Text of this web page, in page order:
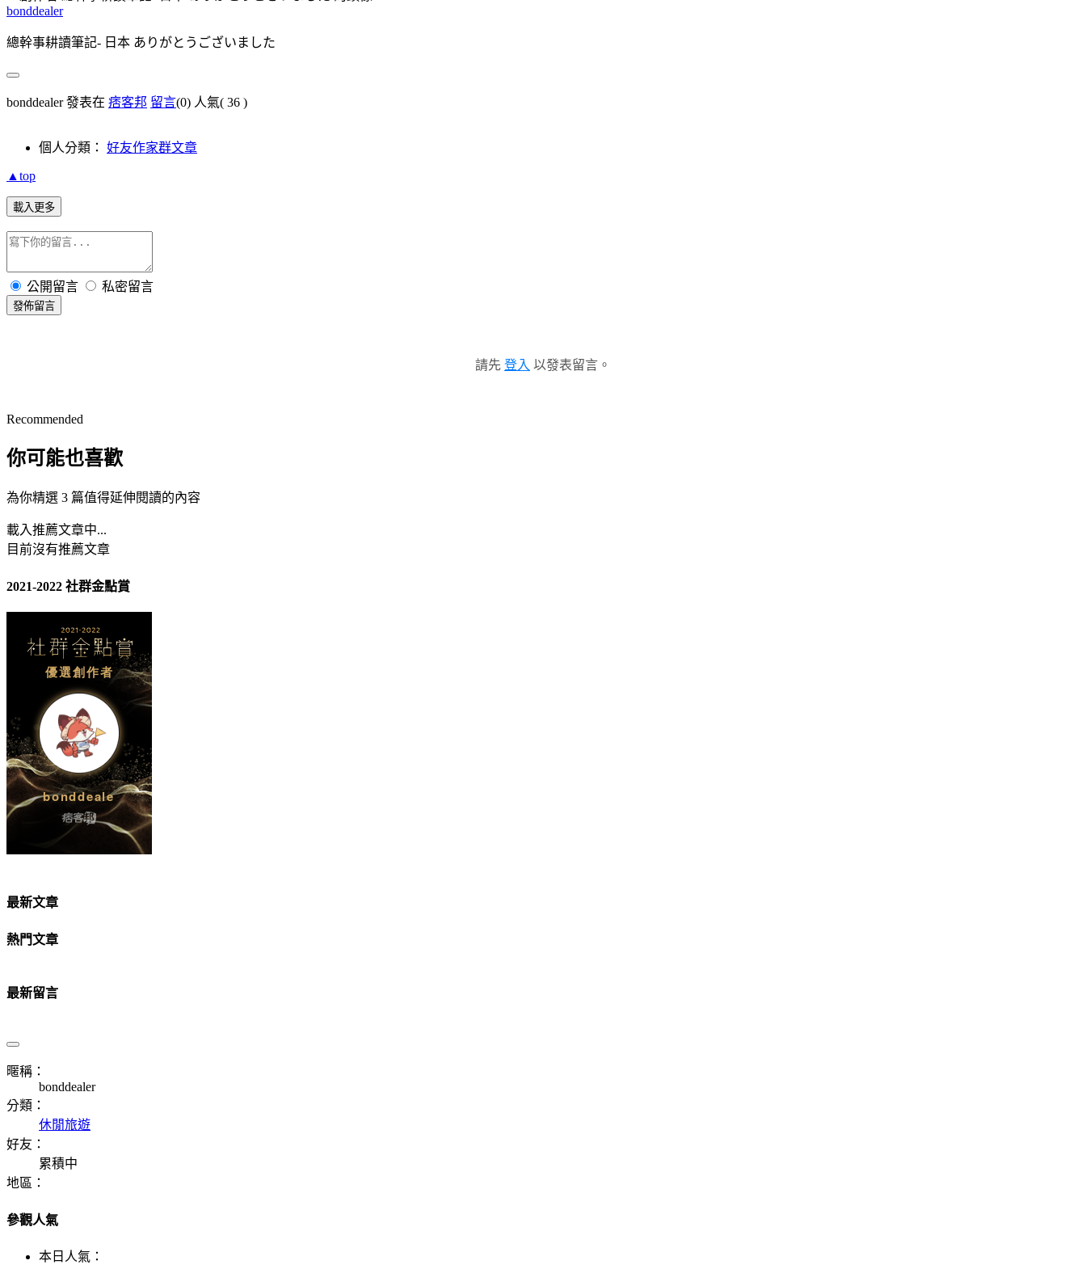
bonddealer
總幹事耕讀筆記- 日本 ありがとうございました
bonddealer 發表在 痞客邦 留言(0) 人氣( 36 )
個人分類： 好友作家群文章
▲top
載入更多
公開留言 私密留言
發佈留言
請先 登入 以發表留言。
Recommended
你可能也喜歡
為你精選 3 篇值得延伸閱讀的內容
載入推薦文章中...
目前沒有推薦文章
2021-2022 社群金點賞
最新文章
熱門文章
最新留言
暱稱：
bonddealer
分類：
休閒旅遊
好友：
累積中
地區：
參觀人氣
本日人氣：